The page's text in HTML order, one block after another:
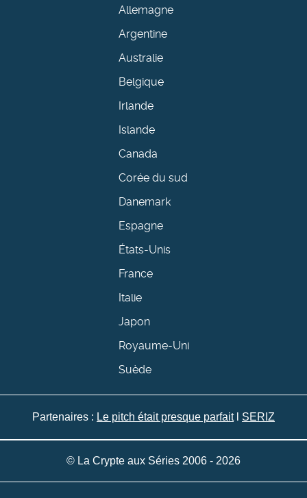
Allemagne
Argentine
Australie
Belgique
Irlande
Islande
Canada
Corée du sud
Danemark
Espagne
États-Unis
France
Italie
Japon
Royaume-Uni
Suède
Partenaires : Le pitch était presque parfaitl SERIZ
© La Crypte aux Séries 2006 - 2026